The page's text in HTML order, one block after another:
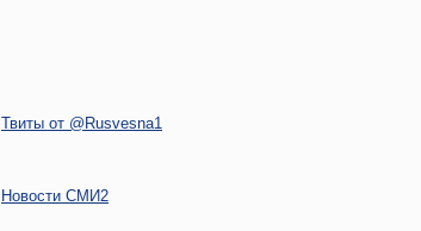
Твиты от @Rusvesna1
Новости СМИ2